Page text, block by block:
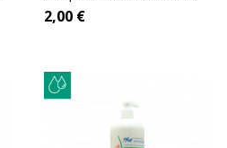
gels, permettant de...
2,00 €